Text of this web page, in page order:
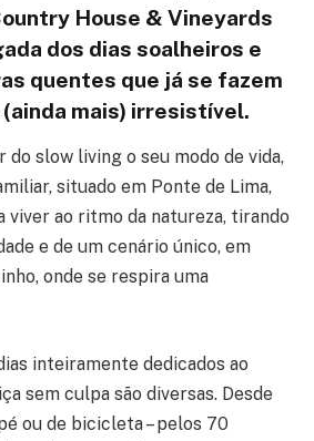
House & Vineyards
dos dias soalheiros e
quentes que já se fazem
mais) irresistível.
do slow living o seu modo de vida,
situado em Ponte de Lima,
viver ao ritmo da natureza, tirando
e de um cenário único, em
onde se respira uma
inteiramente dedicados ao
sem culpa são diversas. Desde
ou de bicicleta – pelos 70